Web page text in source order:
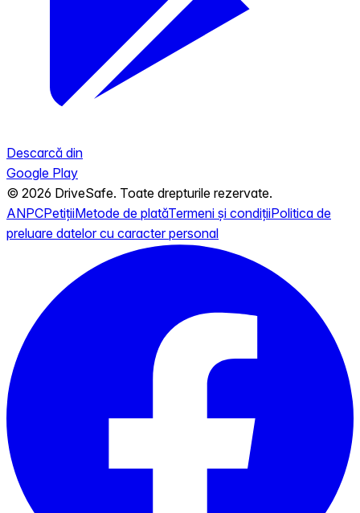
Descarcă din
Google Play
© 2026 DriveSafe. Toate drepturile rezervate.
ANPCPetițiiMetode de platăTermeni și condițiiPolitica de
preluare datelor cu caracter personal